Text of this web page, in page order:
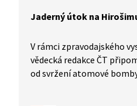
Jaderný útok na
V rámci zpravodajského
vědecká redakce ČT
od svržení atomové